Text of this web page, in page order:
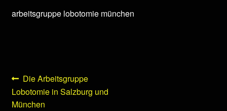
arbeitsgruppe lobotomie münchen
Beitragsnavigation
Vorheriger
Beitrag:
Die Arbeitsgruppe
Lobotomie in Salzburg und
München